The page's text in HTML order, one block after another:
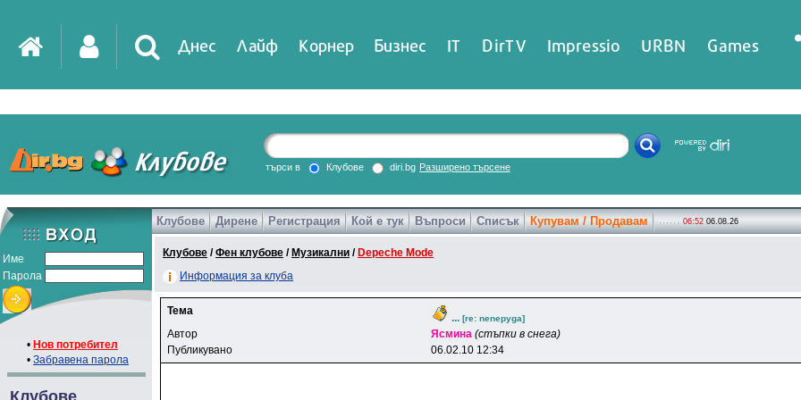
Днес Лайф Корнер Бизнес IT DirTV Impressio URBN Games
търси в Клубове diri.bg Разширено търсене
Име
Парола
• Нов потребител
• Забравена парола
Клубове
Клубове Дирене Регистрация Кой е тук Въпроси Списък Купувам / Продавам 06:52 06.08.26
Клубове /Фен клубове / Музикални / Depeche Mode
Информация за клуба
Тема
... [re: nenepyga]
Автор Яcминa (стъпки в снега)
Публикувано
06.02.10 12:34